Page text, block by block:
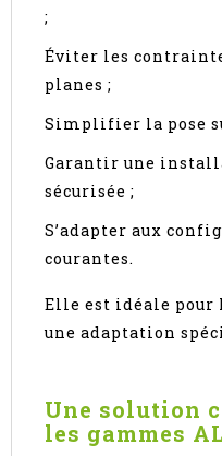
;
Éviter les
planes ;
Simplifier la pose
Garantir une
sécurisée ;
S’adapter aux
courantes.
Elle est idéale pour
une adaptation
Une solution
les gammes